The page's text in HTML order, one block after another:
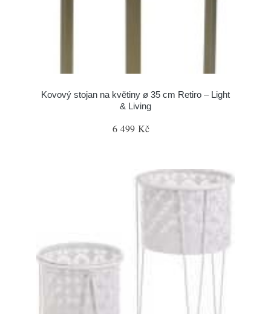
Kovový stojan na květiny ø 35 cm Retiro – Light
& Living
6 499 Kč